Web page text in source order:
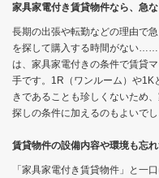
家具家電付き賃貸物件なら、急
長期の出張や転勤などの理由で
を探して購入する時間がない……
は、家具家電付きの条件で賃貸
手です。1R（ワンルーム）や1K
きであることも珍しくないため
探しの条件に加えるのもよいでし
賃貸物件の設備内容や環境も忘
「家具家電付き賃貸物件」と一